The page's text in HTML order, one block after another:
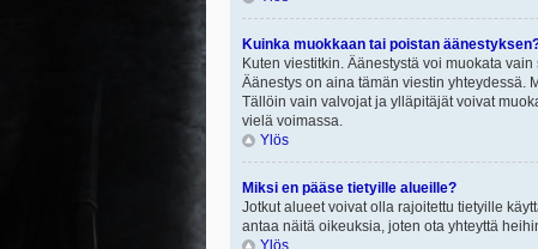
Kuinka muokkaan tai poistan
Kuten viestitkin. Äänestystä voi muokata
Äänestys on aina tämän viestin yhteydessä.
Tällöin vain valvojat ja ylläpitäjät voivat
vielä voimassa.
Ylös
Miksi en pääse tietyille alueille?
Jotkut alueet voivat olla rajoitettu tietyille
antaa näitä oikeuksia, joten ota yhteyttä
Ylös